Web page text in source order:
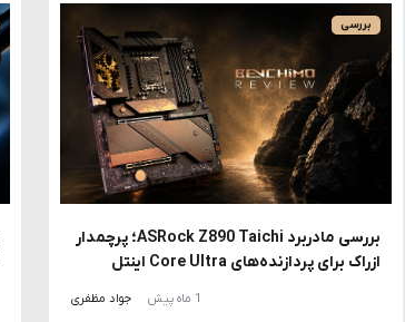
بررسی
بررسی مادربرد ASRock Z890 Taichi؛ پرچمدار
ازراک برای پردازنده‌های Core Ultra اینتل
1 ماه پیش جواد مظفری